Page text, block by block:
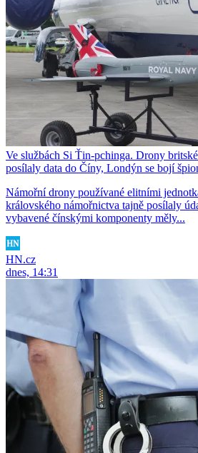
Ve službách Si Ťin-pchinga. Drony
posílaly data do Číny, Londýn se bojí
Námořní drony používané elitními
královského námořnictva tajně posílaly
vybavené čínskými komponenty měly...
HN.cz
dnes, 14:31